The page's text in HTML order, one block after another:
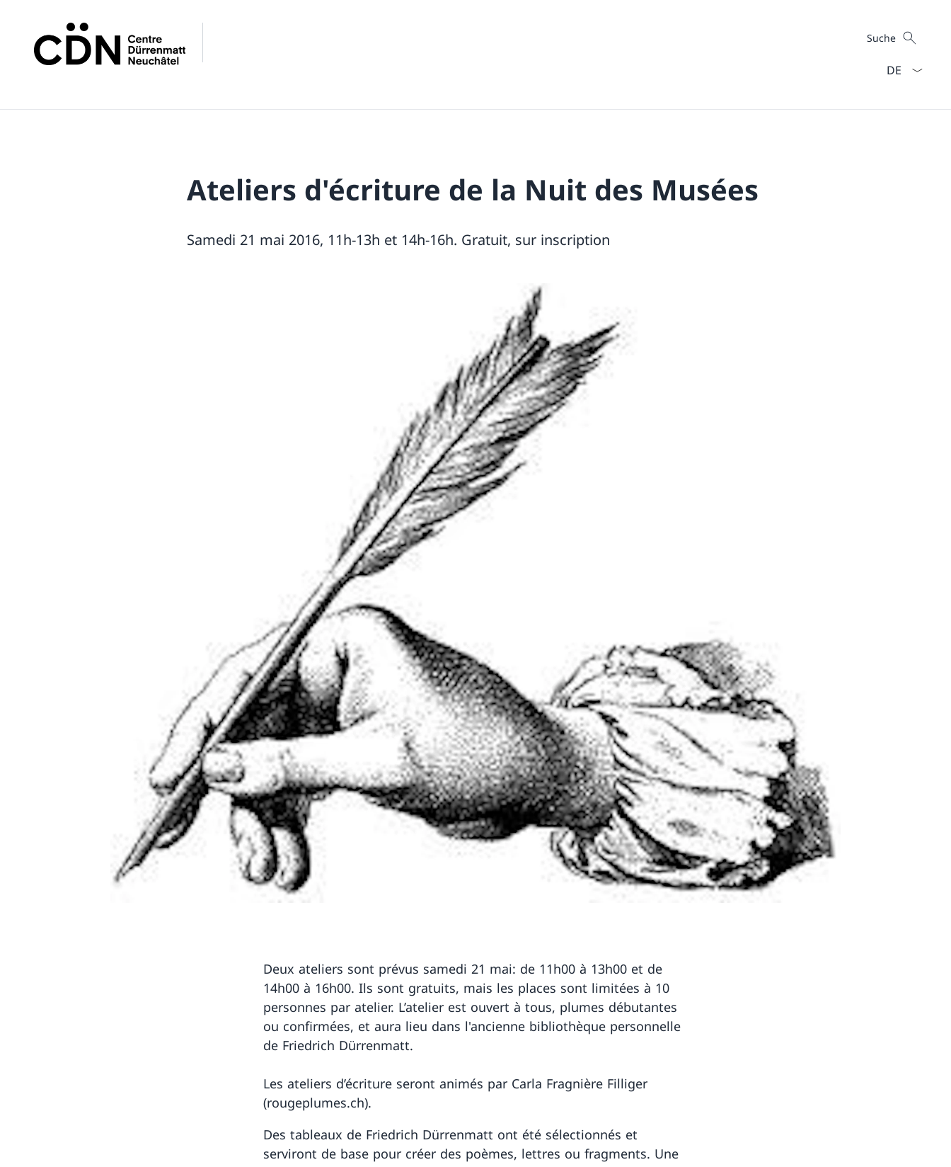
Suche
Suche
Ateliers d'écriture de la Nuit des Musées
Samedi 21 mai 2016, 11h-13h et 14h-16h. Gratuit, sur inscription
Deux ateliers sont prévus samedi 21 mai: de 11h00 à 13h00 et de
14h00 à 16h00. Ils sont gratuits, mais les places sont limitées à 10
personnes par atelier. L’atelier est ouvert à tous, plumes débutantes
ou confirmées, et aura lieu dans l'ancienne bibliothèque personnelle
de Friedrich Dürrenmatt.
Les ateliers d’écriture seront animés par Carla Fragnière Filliger
(rougeplumes.ch).
Des tableaux de Friedrich Dürrenmatt ont été sélectionnés et
serviront de base pour créer des poèmes, lettres ou fragments. Une